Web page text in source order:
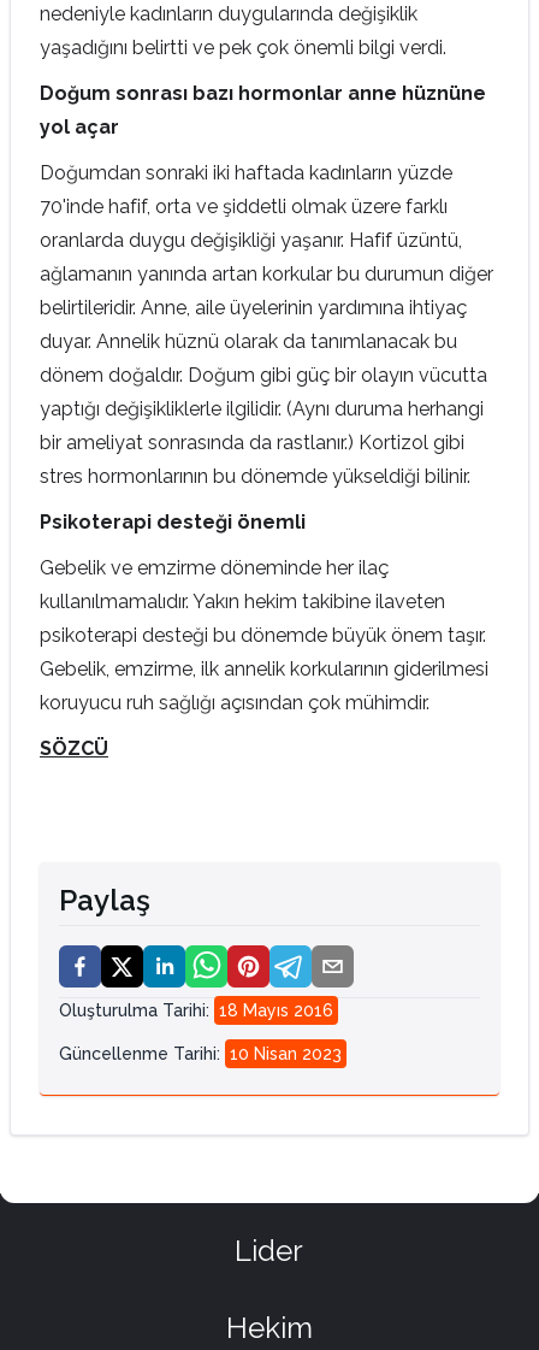
nedeniyle kadınların duygularında değişiklik
yaşadığını belirtti ve pek çok önemli bilgi verdi.
Doğum sonrası bazı hormonlar anne hüznüne
yol açar
Doğumdan sonraki iki haftada kadınların yüzde
70'inde hafif, orta ve şiddetli olmak üzere farklı
oranlarda duygu değişikliği yaşanır. Hafif üzüntü,
ağlamanın yanında artan korkular bu durumun diğer
belirtileridir. Anne, aile üyelerinin yardımına ihtiyaç
duyar. Annelik hüznü olarak da tanımlanacak bu
dönem doğaldır. Doğum gibi güç bir olayın vücutta
yaptığı değişikliklerle ilgilidir. (Aynı duruma herhangi
bir ameliyat sonrasında da rastlanır.) Kortizol gibi
stres hormonlarının bu dönemde yükseldiği bilinir.
Psikoterapi desteği önemli
Gebelik ve emzirme döneminde her ilaç
kullanılmamalıdır. Yakın hekim takibine ilaveten
psikoterapi desteği bu dönemde büyük önem taşır.
Gebelik, emzirme, ilk annelik korkularının giderilmesi
koruyucu ruh sağlığı açısından çok mühimdir.
SÖZCÜ
Paylaş
Oluşturulma Tarihi: 18 Mayıs 2016
Güncellenme Tarihi: 10 Nisan 2023
Lider
Hekim